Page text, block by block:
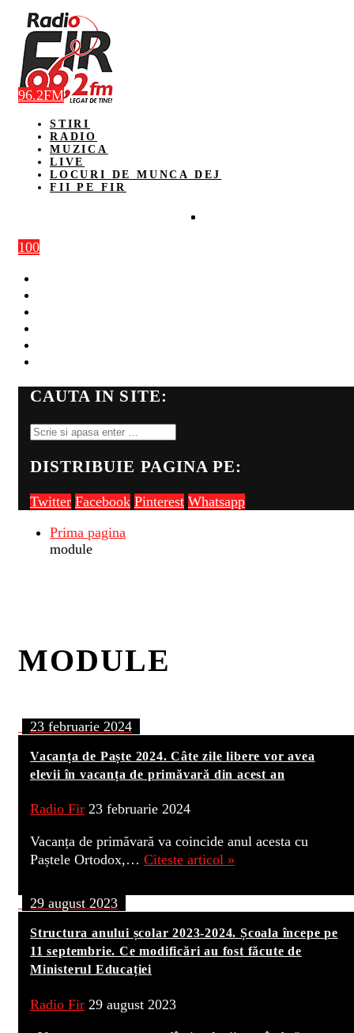
STIRI
RADIO
MUZICA
LIVE
LOCURI DE MUNCA DEJ
FII PE FIR
100
96.2FM
CAUTA IN SITE:
DISTRIBUIE PAGINA PE:
Twitter Facebook Pinterest Whatsapp
Prima pagina
module
MODULE
23 februarie 2024
Vacanța de Paște 2024. Câte zile libere vor avea
elevii în vacanța de primăvară din acest an
Radio Fir 23 februarie 2024
Vacanța de primăvară va coincide anul acesta cu
Paștele Ortodox,… Citeste articol »
29 august 2023
Structura anului școlar 2023-2024. Școala începe pe
11 septembrie. Ce modificări au fost făcute de
Ministerul Educației
Radio Fir 29 august 2023